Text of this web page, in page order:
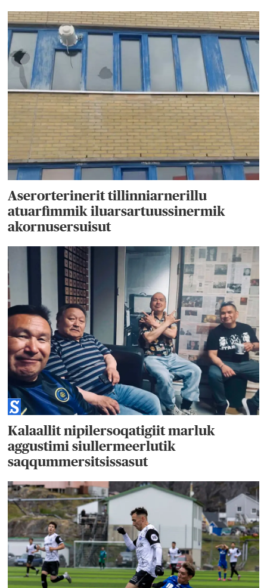
Aserorterinerit tillinniarnerillu
atuarfimmik iluarsartuussinermik
akornusersuisut
Kalaallit nipilersoqatigiit marluk
aggustimi siullermeerlutik
saqqummersitsissasut